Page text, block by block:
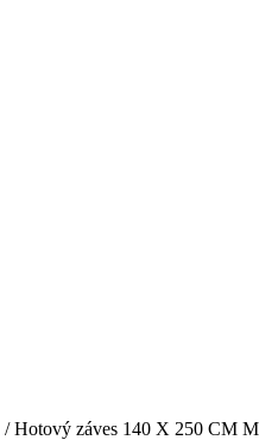
/ Hotový záves 140 X 250 CM